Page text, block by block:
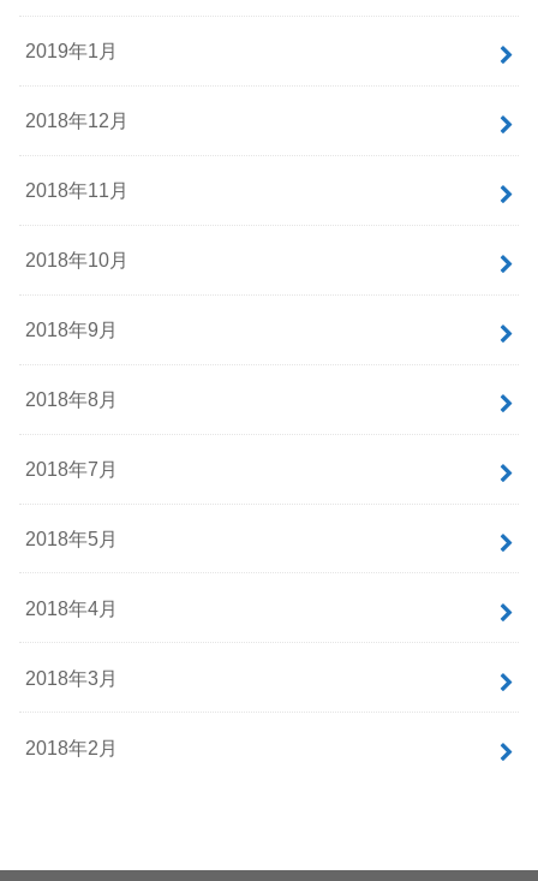
2019年1月
2018年12月
2018年11月
2018年10月
2018年9月
2018年8月
2018年7月
2018年5月
2018年4月
2018年3月
2018年2月